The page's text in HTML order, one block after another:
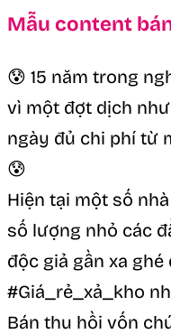
Mẫu content
😰 15 năm trong
vì một đợt dịch
ngày đủ chi phí từ
😰
Hiện tại một số
số lượng nhỏ các
độc giả gần xa
#Giá_rẻ_xả_kho
Bán thu hồi vốn